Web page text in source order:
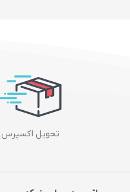
تحویل اکسپرس